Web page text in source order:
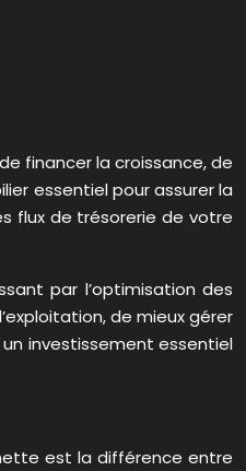
financer la croissance, de
essentiel pour assurer la
flux de trésorerie de votre
par l’optimisation des
de mieux gérer
investissement essentiel
est la différence entre